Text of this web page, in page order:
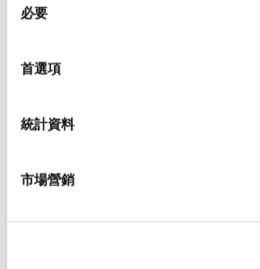
必要
首選項
統計資料
市場營銷
安裝和安裝規範